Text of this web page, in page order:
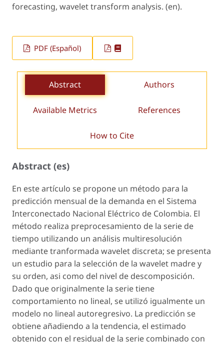
forecasting, wavelet transform analysis. (en).
PDF (Español)
Abstract Authors
Available Metrics References
How to Cite
Abstract (es)
En este artículo se propone un método para la
predicción mensual de la demanda en el Sistema
Interconectado Nacional Eléctrico de Colombia. El
método realiza preprocesamiento de la serie de
tiempo utilizando un análisis multiresolución
mediante tranformada wavelet discreta; se presenta
un estudio para la selección de la wavelet madre y
su orden, asi como del nivel de descomposición.
Dado que originalmente la serie tiene
comportamiento no lineal, se utilizó igualmente un
modelo no lineal autoregresivo. La predicción se
obtiene añadiendo a la tendencia, el estimado
obtenido con el residual de la serie combinado con